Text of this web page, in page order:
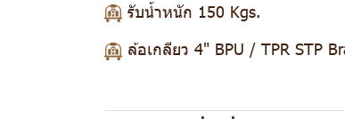
รับน้ำหนัก 150 Kgs.
ล้อเกลียว 4" BPU / TPR STP